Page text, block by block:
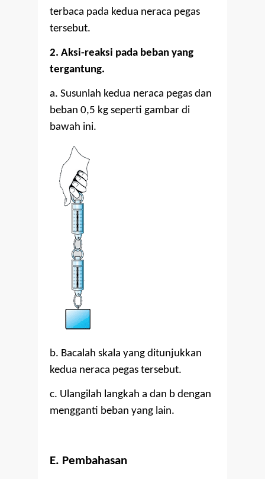
terbaca pada kedua neraca pegas
tersebut.
2. Aksi-reaksi pada beban yang
tergantung.
a. Susunlah kedua neraca pegas dan
beban 0,5 kg seperti gambar di
bawah ini.
b. Bacalah skala yang ditunjukkan
kedua neraca pegas tersebut.
c. Ulangilah langkah a dan b dengan
mengganti beban yang lain.
E. Pembahasan